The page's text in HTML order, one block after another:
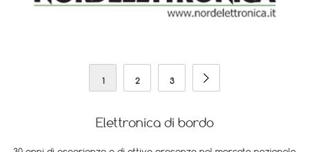
1 2 3
Elettronica di bordo